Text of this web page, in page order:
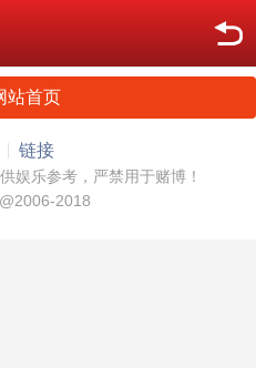
站首页
链接
娱乐参考，严禁用于赌博！
2018